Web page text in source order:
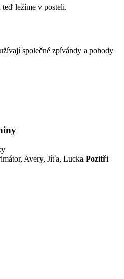
teď ležíme v posteli.
společné zpívándy a pohody
Avery, Jíťa, Lucka Pozítří